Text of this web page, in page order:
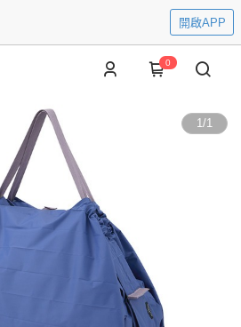
開啟APP
0
1/1